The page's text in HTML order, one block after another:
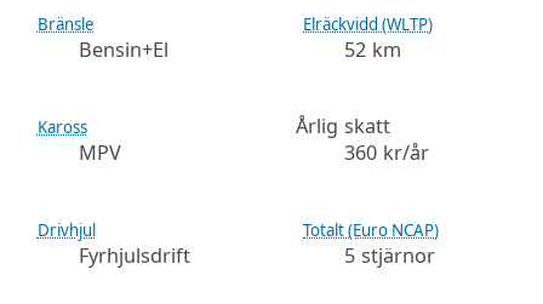
Bränsle
Bensin+El
Elräckvidd (WLTP)
52 km
Kaross
MPV
Årlig skatt
360 kr/år
Drivhjul
Fyrhjulsdrift
Totalt (Euro NCAP)
5 stjärnor